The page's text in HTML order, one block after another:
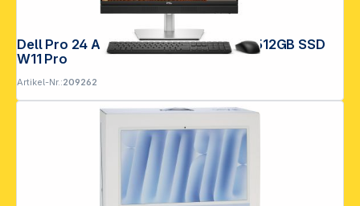
Dell Pro 24 All-in-One Plus CU5 16GB 512GB SSD
W11 Pro
Artikel-Nr.:209262